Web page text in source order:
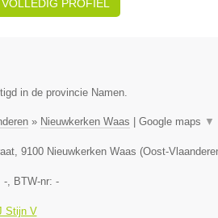
PROFIEL
in de provincie Namen.
» Nieuwkerken Waas Google maps ▼
, 9100 Nieuwkerken Waas (Oost-
-, BTW-nr: -
Stijn V